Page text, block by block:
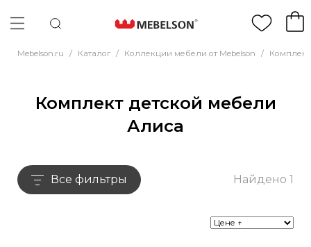
Mebelson.ru / Каталог / Коллекции мебели от Mebelson /
Комплект детской мебели
Алиса
Все фильтры Найдено 1